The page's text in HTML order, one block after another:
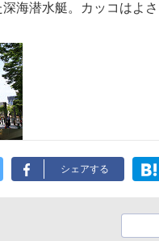
海潜水艇。カッコはよ
シェアする